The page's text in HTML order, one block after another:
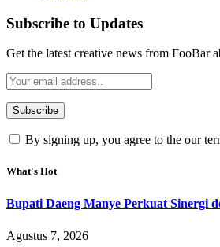
Subscribe to Updates
Get the latest creative news from FooBar
By signing up, you agree to the our
What's Hot
Bupati Daeng Manye Perkuat Sinergi
Agustus 7, 2026